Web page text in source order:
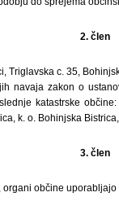
2. člen
Triglavska c. 35,
navaja zakon o
katastrske
k. o. Bohinjska
3. člen
občine